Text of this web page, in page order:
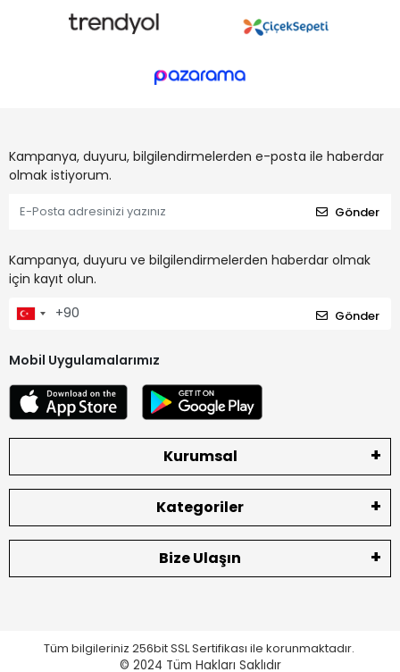
Kampanya, duyuru, bilgilendirmelerden e-posta ile haberdar
olmak istiyorum.
Gönder
Kampanya, duyuru ve bilgilendirmelerden haberdar olmak
için kayıt olun.
Gönder
Mobil Uygulamalarımız
Kurumsal
Kategoriler
Bize Ulaşın
Tüm bilgileriniz 256bit SSL Sertifikası ile korunmaktadır.
© 2024 Tüm Hakları Saklıdır